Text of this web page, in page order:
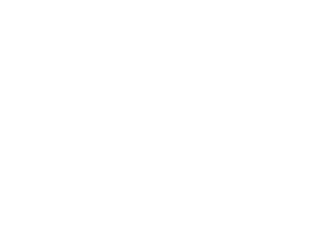
ВИШНІ І ЯК ПРАВИЛЬНО ЙОГО